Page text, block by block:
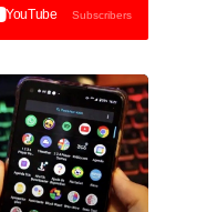
YouTube Subscribers